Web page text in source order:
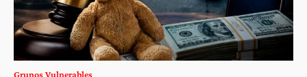
Grupos Vulnerables